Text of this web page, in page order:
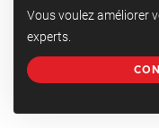
Vous voulez améliorer
experts.